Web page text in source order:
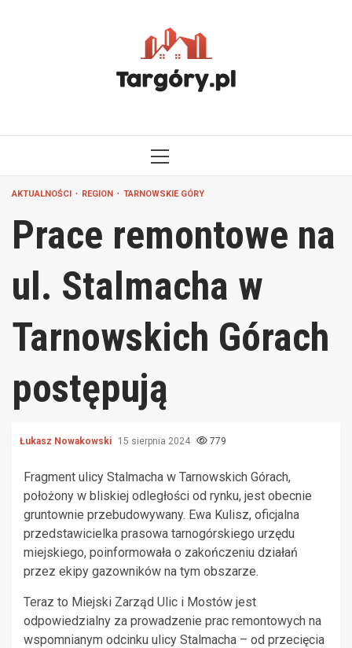
MENU
AKTUALNOŚCI REGION TARNOWSKIE GÓRY
Prace remontowe na
ul. Stalmacha w
Tarnowskich Górach
postępują
Łukasz Nowakowski 15 sierpnia 2024 779
Fragment ulicy Stalmacha w Tarnowskich Górach,
położony w bliskiej odległości od rynku, jest obecnie
gruntownie przebudowywany. Ewa Kulisz, oficjalna
przedstawicielka prasowa tarnogórskiego urzędu
miejskiego, poinformowała o zakończeniu działań
przez ekipy gazowników na tym obszarze.
Teraz to Miejski Zarząd Ulic i Mostów jest
odpowiedzialny za prowadzenie prac remontowych na
wspomnianym odcinku ulicy Stalmacha – od przecięcia